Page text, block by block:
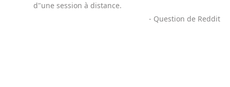
d"une session à distance.
- Question de Reddit